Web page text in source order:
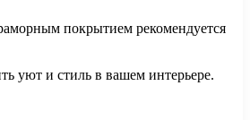
покрытием рекомендуется
уют и стиль в вашем интерьере.